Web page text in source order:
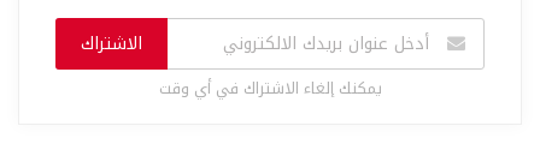
الاشتراك
يمكنك إلغاء الاشتراك في أي وقت